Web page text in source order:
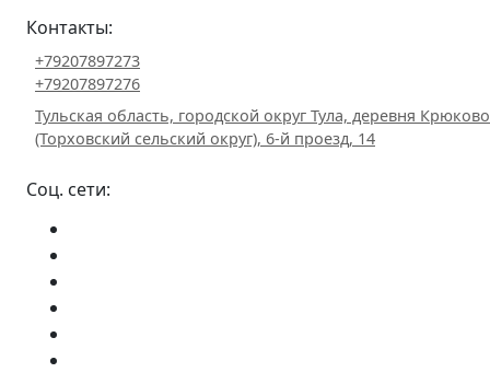
Контакты:
+79207897273
+79207897276
Тульская область, городской округ Тула, деревня Крюково
(Торховский сельский округ), 6-й проезд, 14
Соц. сети: